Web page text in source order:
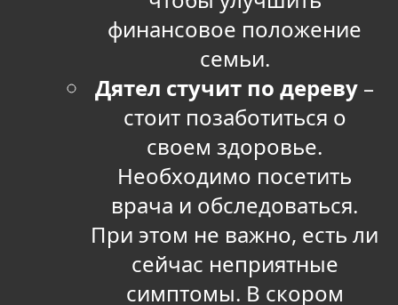
финансовое положение
семьи.
Дятел стучит по дереву –
стоит позаботиться о
своем здоровье.
Необходимо посетить
врача и обследоваться.
При этом не важно, есть ли
сейчас неприятные
симптомы. В скором